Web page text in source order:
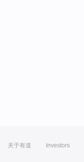
关于有道 Investors